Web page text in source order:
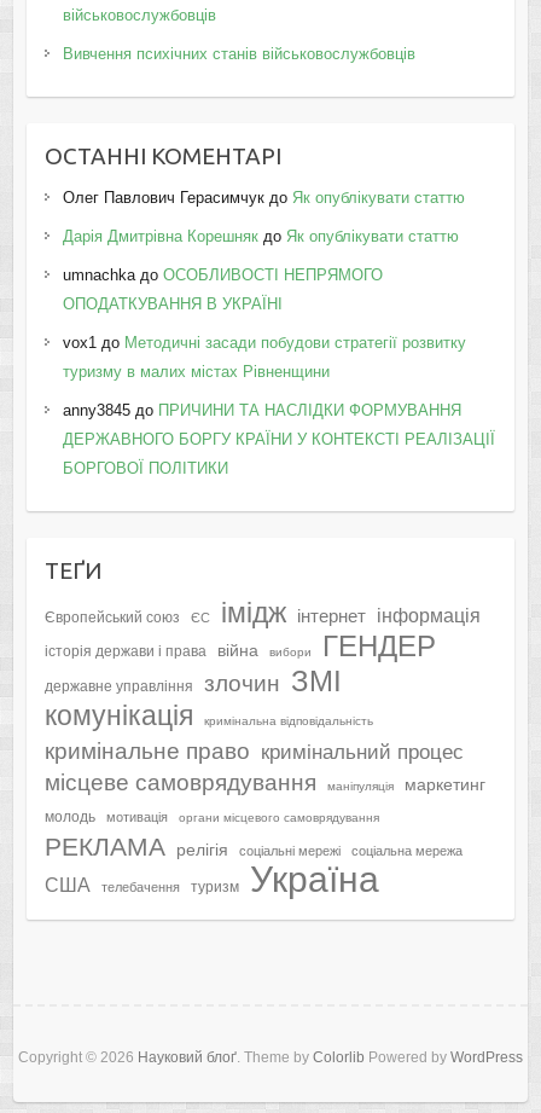
військовослужбовців
Вивчення психічних станів військовослужбовців
ОСТАННІ КОМЕНТАРІ
Олег Павлович Герасимчукдо Як опублікувати статтю
Дарія Дмитрівна Корешнякдо Як опублікувати статтю
umnachkaдо ОСОБЛИВОСТІ НЕПРЯМОГО
ОПОДАТКУВАННЯ В УКРАЇНІ
vox1до Методичні засади побудови стратегії розвитку
туризму в малих містах Рівненщини
anny3845до ПРИЧИНИ ТА НАСЛІДКИ ФОРМУВАННЯ
ДЕРЖАВНОГО БОРГУ КРАЇНИ У КОНТЕКСТІ РЕАЛІЗАЦІЇ
БОРГОВОЇ ПОЛІТИКИ
ТЕҐИ
Європейський союз ЄС імідж інтернет інформація
історія держави і права війна вибори ГЕНДЕР
державне управління злочин ЗМІ
комунікація кримінальна відповідальність
кримінальне право кримінальний процес
місцеве самоврядування маніпуляція маркетинг
молодь мотивація органи місцевого самоврядування
РЕКЛАМА релігія соціальні мережі соціальна мережа
США телебачення туризм Україна
Copyright © 2026 Науковий блоґ. Theme by Colorlib Powered by WordPress